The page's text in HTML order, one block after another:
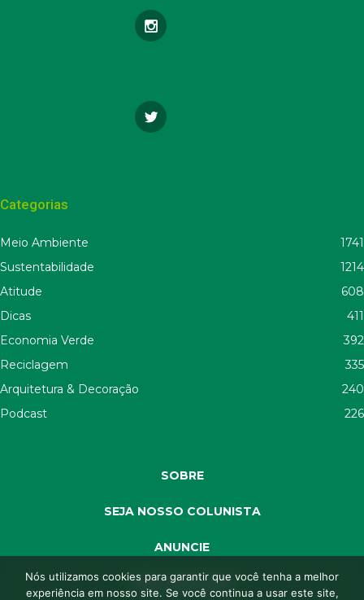
Categorias
Meio Ambiente
1741
Sustentabilidade
1214
Atitude
608
Dicas
411
Economia Verde
392
Reciclagem
335
Arquitetura & Decoração
240
Podcast
226
SOBRE
SEJA NOSSO COLUNISTA
ANUNCIE
SEJA APOIADOR
Nós utilizamos cookies para garantir que você tenha a melhor
experiência em nosso site. Se você continua a usar este site,